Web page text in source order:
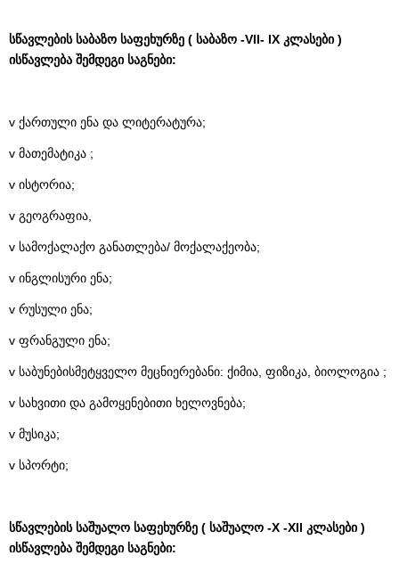
სწავლების საბაზო საფეხურზე ( საბაზო -VII- IX კლასები )
ისწავლება შემდეგი საგნები:
v ქართული ენა და ლიტერატურა;
v მათემატიკა ;
v ისტორია;
v გეოგრაფია,
v სამოქალაქო განათლება/ მოქალაქეობა;
v ინგლისური ენა;
v რუსული ენა;
v ფრანგული ენა;
v საბუნებისმეტყველო მეცნიერებანი: ქიმია, ფიზიკა, ბიოლოგია ;
v სახვითი და გამოყენებითი ხელოვნება;
v მუსიკა;
v სპორტი;
სწავლების საშუალო საფეხურზე ( საშუალო -X -XII კლასები )
ისწავლება შემდეგი საგნები: